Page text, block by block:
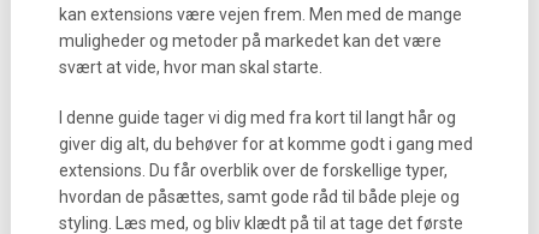
kan extensions være vejen frem. Men med de mange
muligheder og metoder på markedet kan det være
svært at vide, hvor man skal starte.
I denne guide tager vi dig med fra kort til langt hår og
giver dig alt, du behøver for at komme godt i gang med
extensions. Du får overblik over de forskellige typer,
hvordan de påsættes, samt gode råd til både pleje og
styling. Læs med, og bliv klædt på til at tage det første